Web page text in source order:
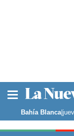
Noticias
Bahía Blanca|